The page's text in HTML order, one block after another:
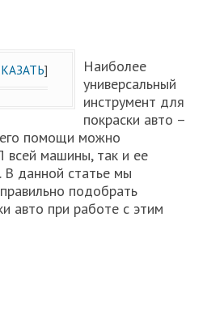
]
Наиболее
универсальный
инструмент для
покраски авто –
его помощи можно
всей машины, так и ее
В данной статье мы
подобрать
авто при работе с этим